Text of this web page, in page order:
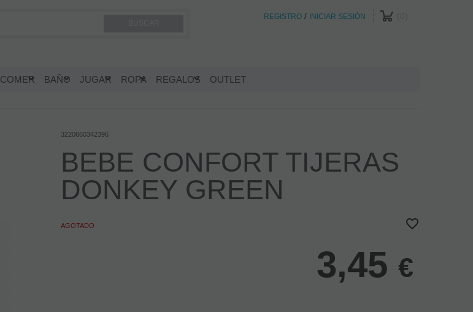
REGISTRO / INICIAR SESIÓN
COMER BAÑO JUGAR ROPA REGALOS OUTLET
3220660342396
BEBE CONFORT TIJERAS
DONKEY GREEN
AGOTADO
3,45 €